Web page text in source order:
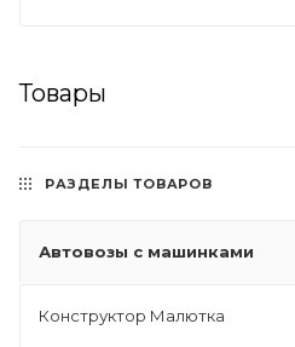
Товары
РАЗДЕЛЫ ТОВАРОВ
Автовозы с машинками
Конструктор Малютка